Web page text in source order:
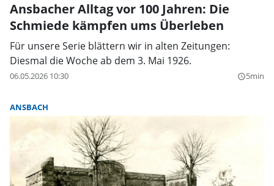
Ansbacher Alltag vor 100 Jahren: Die
Schmiede kämpfen ums Überleben
Für unsere Serie blättern wir in alten Zeitungen:
Diesmal die Woche ab dem 3. Mai 1926.
06.05.2026 10:30 query_builder5min
ANSBACH